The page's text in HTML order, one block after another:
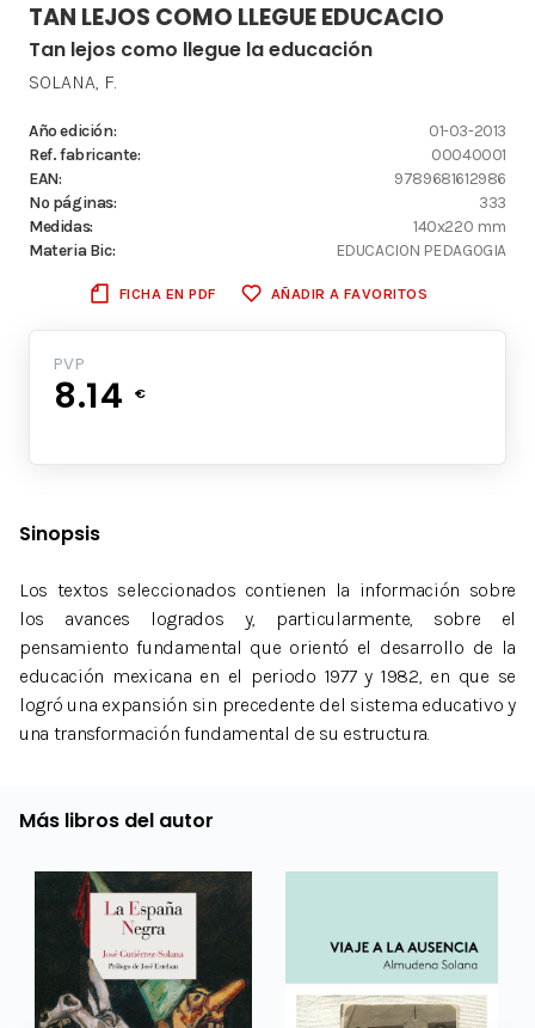
TAN LEJOS COMO LLEGUE EDUCACIO
Tan lejos como llegue la educación
SOLANA, F.
Año edición:
01-03-2013
Ref. fabricante:
00040001
EAN:
9789681612986
Nº páginas:
333
Medidas:
140x220 mm
Materia Bic:
EDUCACION PEDAGOGIA
FICHA EN PDF AÑADIR A FAVORITOS
PVP
8.14 €
Sinopsis
Los textos seleccionados contienen la información sobre
los avances logrados y, particularmente, sobre el
pensamiento fundamental que orientó el desarrollo de la
educación mexicana en el periodo 1977 y 1982, en que se
logró una expansión sin precedente del sistema educativo y
una transformación fundamental de su estructura.
Más libros del autor